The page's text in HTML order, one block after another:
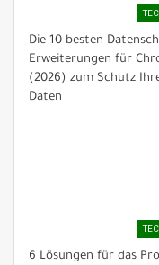
Die 10 besten
Erweiterungen für
(2026) zum Schutz
Daten
6 Lösungen für das